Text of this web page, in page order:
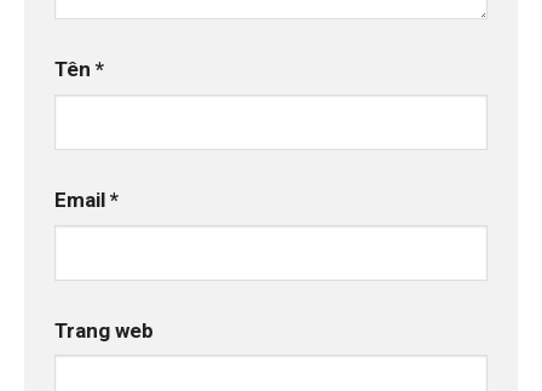
Tên *
Email *
Trang web